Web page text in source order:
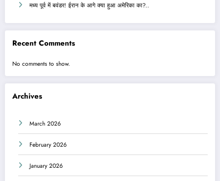
मध्य पूर्व में बवंडर! ईरान के आगे क्या हुआ अमेरिका का?..
Recent Comments
No comments to show.
Archives
March 2026
February 2026
January 2026